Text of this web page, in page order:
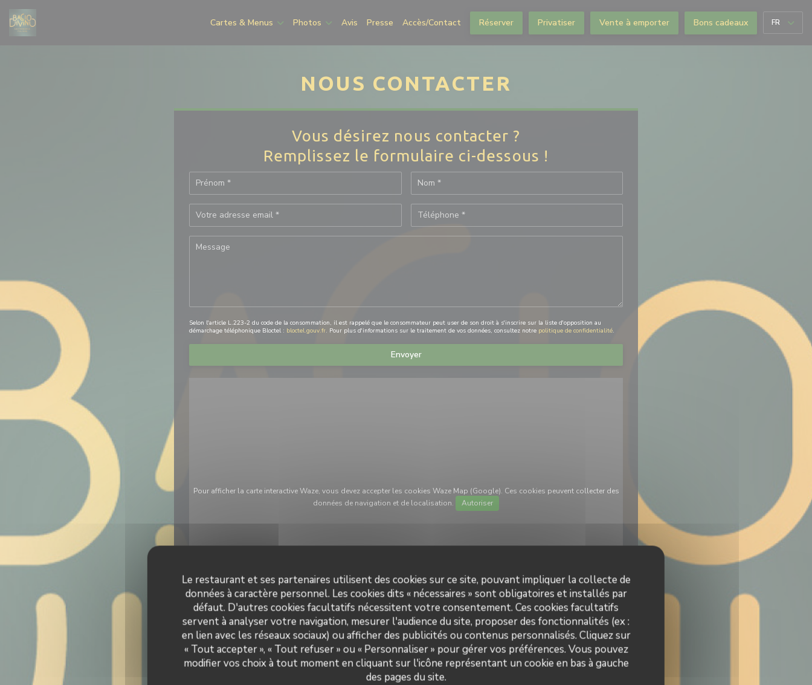
Personnalisation de vos choix en matière de cookies
Le restaurant et ses partenaires utilisent des cookies sur ce site, pouvant impliquer la collecte de
données à caractère personnel. Les cookies dits « nécessaires » sont obligatoires et installés par
défaut. D'autres cookies facultatifs nécessitent votre consentement. Ces cookies facultatifs
servent à analyser votre navigation, mesurer l'audience du site, proposer des fonctionnalités (ex :
en lien avec les réseaux sociaux) ou afficher des publicités ou contenus personnalisés. Cliquez sur
« Tout accepter », « Tout refuser » ou « Personnaliser » pour gérer vos préférences. Vous pouvez
modifier vos choix à tout moment en cliquant sur l'icône représentant un cookie en bas à gauche
des pages du site.
Cartes & Menus Photos Avis Presse Accès/Contact Réserver Privatiser Vente à emporter Bons cadeaux FR
NOUS CONTACTER
Vous désirez nous contacter ?
Remplissez le formulaire ci-dessous !
Selon l'article L.223-2 du code de la consommation, il est rappelé que le consommateur peut user de son droit à s'inscrire sur la liste d'opposition au
démarchage téléphonique Bloctel : bloctel.gouv.fr. Pour plus d'informations sur le traitement de vos données, consultez notre politique de confidentialité.
Pour afficher la carte interactive Waze, vous devez accepter les cookies Waze Map (Google). Ces cookies peuvent collecter des
données de navigation et de localisation.
Autoriser